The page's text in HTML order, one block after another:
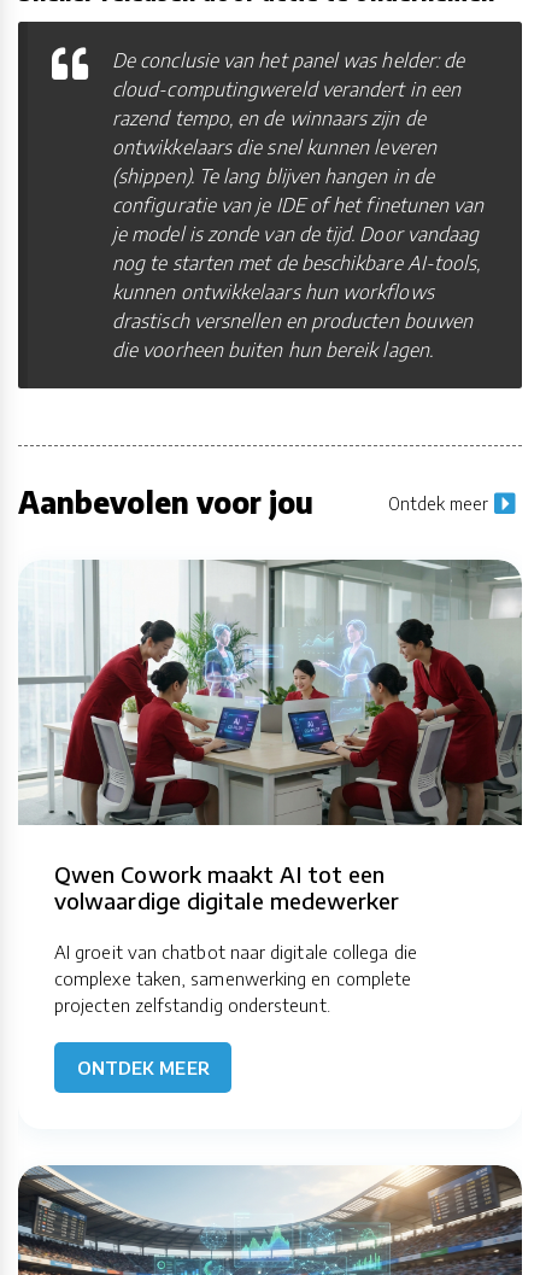
De conclusie van het panel was helder: de
cloud-computingwereld verandert in een
razend tempo, en de winnaars zijn de
ontwikkelaars die snel kunnen leveren
(shippen). Te lang blijven hangen in de
configuratie van je IDE of het finetunen van
je model is zonde van de tijd. Door vandaag
nog te starten met de beschikbare AI-tools,
kunnen ontwikkelaars hun workflows
drastisch versnellen en producten bouwen
die voorheen buiten hun bereik lagen.
Aanbevolen voor jou Ontdek meer
Qwen Cowork maakt AI tot een
volwaardige digitale medewerker
AI groeit van chatbot naar digitale collega die
complexe taken, samenwerking en complete
projecten zelfstandig ondersteunt.
ONTDEK MEER